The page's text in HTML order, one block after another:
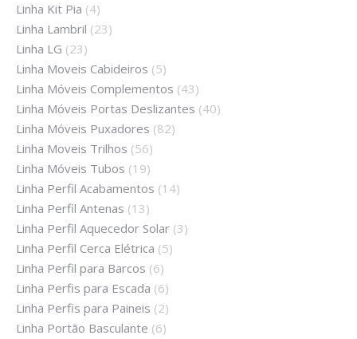
Linha Kit Pia (4)
Linha Lambril (23)
Linha LG (23)
Linha Moveis Cabideiros (5)
Linha Móveis Complementos (43)
Linha Móveis Portas Deslizantes (40)
Linha Móveis Puxadores (82)
Linha Moveis Trilhos (56)
Linha Móveis Tubos (19)
Linha Perfil Acabamentos (14)
Linha Perfil Antenas (13)
Linha Perfil Aquecedor Solar (3)
Linha Perfil Cerca Elétrica (5)
Linha Perfil para Barcos (6)
Linha Perfis para Escada (6)
Linha Perfis para Paineis (2)
Linha Portão Basculante (6)